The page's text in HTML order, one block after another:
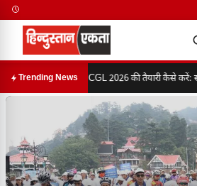
Trending NewsSSC CGL 2026 की तैयारी कैसे करें: